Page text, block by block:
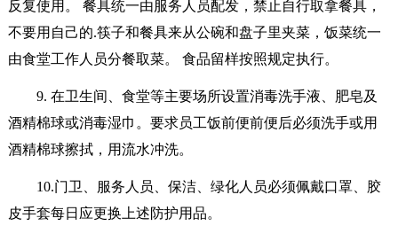
反复使用。 餐具统一由服务人员配发，禁止自行取拿餐具，
不要用自己的.筷子和餐具来从公碗和盘子里夹菜，饭菜统一
由食堂工作人员分餐取菜。 食品留样按照规定执行。
9. 在卫生间、食堂等主要场所设置消毒洗手液、肥皂及
酒精棉球或消毒湿巾。要求员工饭前便前便后必须洗手或用
酒精棉球擦拭，用流水冲洗。
10.门卫、服务人员、保洁、绿化人员必须佩戴口罩、胶
皮手套每日应更换上述防护用品。